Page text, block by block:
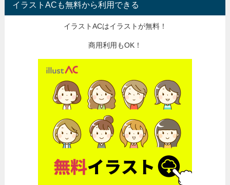
イラストACも無料から利用できる
イラストACはイラストが無料！
商用利用もOK！